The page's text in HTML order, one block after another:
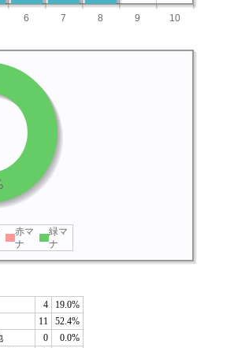
6 7 8 9 10
赤マ
ナ
緑マ
ナ
4
19.0%
11 52.4%
0
0.0%